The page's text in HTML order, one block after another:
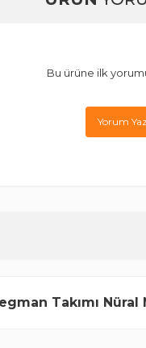
Bu ürüne ilk
Yorum Yaz
Takımı Nüral